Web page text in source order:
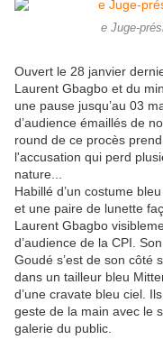
e Juge-
Ouvert le 28 janvier
Laurent Gbagbo et du
une pause jusqu’au 03
d’audience émaillés de
round de ce procès
l'accusation qui perd
nature...
Habillé d’un costume
et une paire de lunette
Laurent Gbagbo
d’audience de la CPI.
Goudé s’est de son côté
dans un tailleur bleu
d’une cravate bleu ciel.
geste de la main avec le
galerie du public.